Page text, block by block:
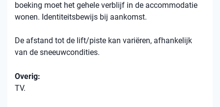
boeking moet het gehele verblijf in de accommodatie
wonen. Identiteitsbewijs bij aankomst.
De afstand tot de lift/piste kan variëren, afhankelijk
van de sneeuwcondities.
Overig:
TV.